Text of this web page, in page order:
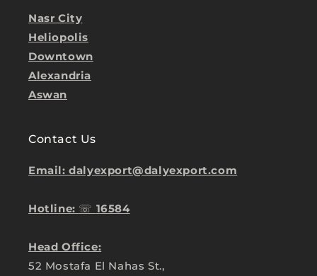
Nasr City
Heliopolis
Downtown
Alexandria
Aswan
Contact Us
Email: dalyexport@dalyexport.com
Hotline: ☏ 16584
Head Office:
52 Mostafa El Nahas St.,